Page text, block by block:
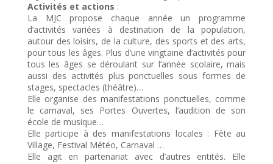
Activités et actions :
La MJC propose chaque année un programme
d’activités variées à destination de la population,
autour des loisirs, de la culture, des sports et des arts,
pour tous les âges. Plus d’une vingtaine d’activités pour
tous les âges se déroulant sur l’année scolaire, mais
aussi des activités plus ponctuelles sous formes de
stages, spectacles (théâtre)…
Elle organise des manifestations ponctuelles, comme
le carnaval, ses Portes Ouvertes, l’audition de son
école de musique…
Elle participe à des manifestations locales : Fête au
Village, Festival Météo, Carnaval …
Elle agit en partenariat avec d’autres entités. Elle